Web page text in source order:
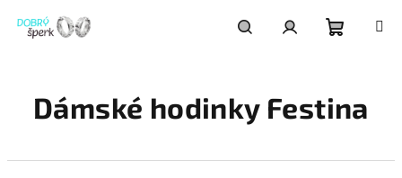
obsah
košík
Dámské hodinky Festina